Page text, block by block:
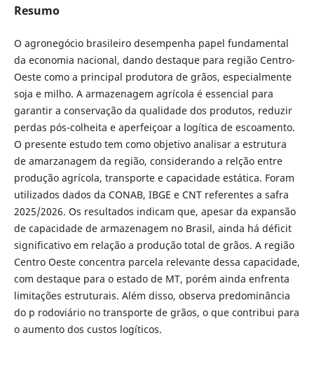
Resumo
O agronegócio brasileiro desempenha papel fundamental
da economia nacional, dando destaque para região Centro-
Oeste como a principal produtora de grãos, especialmente
soja e milho. A armazenagem agrícola é essencial para
garantir a conservação da qualidade dos produtos, reduzir
perdas pós-colheita e aperfeiçoar a logítica de escoamento.
O presente estudo tem como objetivo analisar a estrutura
de amarzanagem da região, considerando a relção entre
produção agrícola, transporte e capacidade estática. Foram
utilizados dados da CONAB, IBGE e CNT referentes a safra
2025/2026. Os resultados indicam que, apesar da expansão
de capacidade de armazenagem no Brasil, ainda há déficit
significativo em relação a produção total de grãos. A região
Centro Oeste concentra parcela relevante dessa capacidade,
com destaque para o estado de MT, porém ainda enfrenta
limitações estruturais. Além disso, observa predominância
do p rodoviário no transporte de grãos, o que contribui para
o aumento dos custos logíticos.